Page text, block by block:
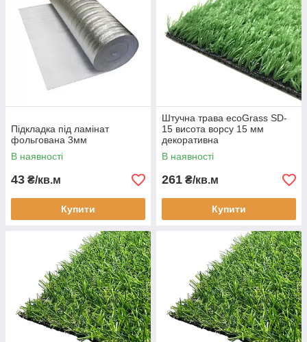
Підкладка під ламінат
фольгована 3мм
В наявності
43 ₴/кв.м
Купити
Штучна трава ecoGrass SD-
15 висота ворсу 15 мм
декоративна
В наявності
261 ₴/кв.м
Купити